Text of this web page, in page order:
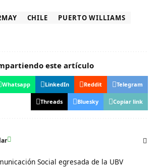
CHILE
PUERTO WILLIAMS
este artículo
Whatsapp LinkedIn Reddit Telegram
Threads Bluesky Copiar link
Social egresada de la UBV